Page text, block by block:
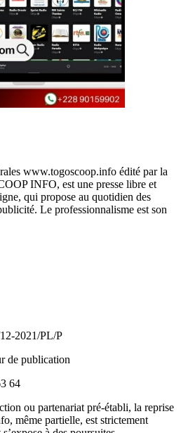
www.togoscoop.info édité par la
INFO, est une presse libre et
qui propose au quotidien des
Le professionnalisme est son
2021/PL/P
de publication
64
ou partenariat pré-établi, la reprise
même partielle, est strictement